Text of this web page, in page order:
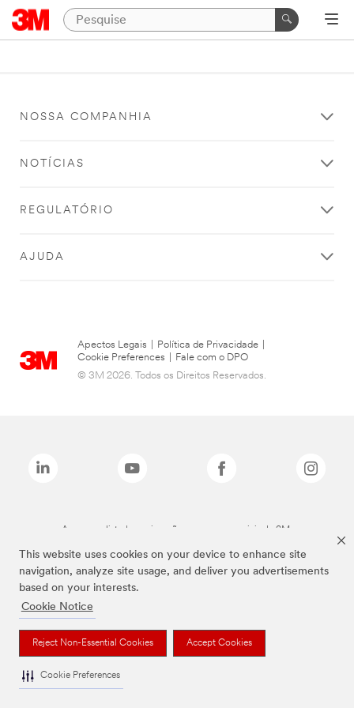
This website uses cookies on your device to enhance site
navigation, analyze site usage, and deliver you advertisements
based on your interests.
Cookie Notice
Reject Non-Essential Cookies Accept Cookies
Cookie Preferences
NOSSA COMPANHIA
NOTÍCIAS
REGULATÓRIO
AJUDA
Apectos Legais Política de Privacidade
Cookie Preferences
Fale com o DPO
© 3M 2026. Todos os Direitos Reservados.
As marcas listadas a cima são marcas comerciais da 3M.